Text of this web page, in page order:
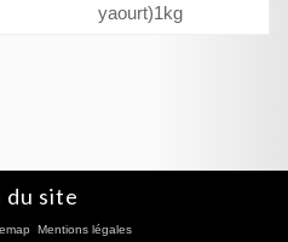
yaourt)1kg
du site
Mentions légales